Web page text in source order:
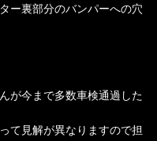
ー裏部分のバンパーへの穴
が今まで多数車検通過した
て見解が異なりますので担